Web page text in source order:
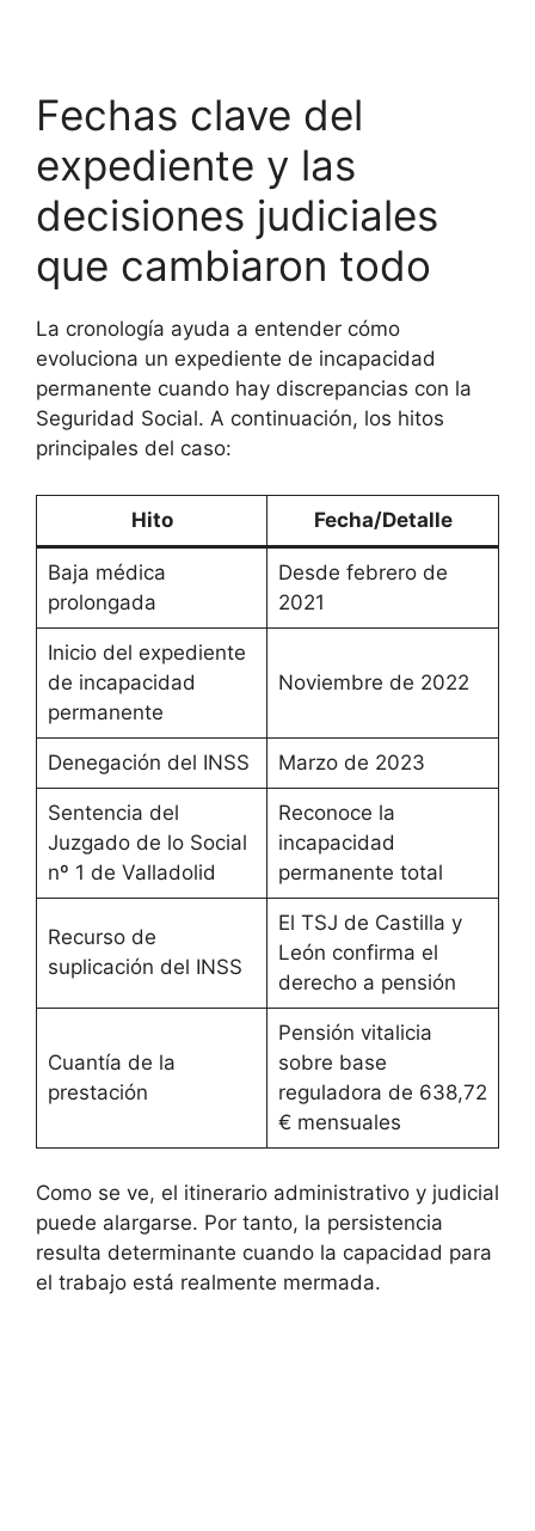
Fechas clave del
expediente y las
decisiones judiciales
que cambiaron todo
La cronología ayuda a entender cómo
evoluciona un expediente de incapacidad
permanente cuando hay discrepancias con la
Seguridad Social. A continuación, los hitos
principales del caso:
Hito Fecha/Detalle
Baja médica
prolongada
Desde febrero de
2021
Inicio del expediente
de incapacidad
permanente
Noviembre de 2022
Denegación del INSS Marzo de 2023
Sentencia del
Juzgado de lo Social
nº 1 de Valladolid
Reconoce la
incapacidad
permanente total
Recurso de
suplicación del INSS
El TSJ de Castilla y
León confirma el
derecho a pensión
Cuantía de la
prestación
Pensión vitalicia
sobre base
reguladora de 638,72
€ mensuales
Como se ve, el itinerario administrativo y judicial
puede alargarse. Por tanto, la persistencia
resulta determinante cuando la capacidad para
el trabajo está realmente mermada.